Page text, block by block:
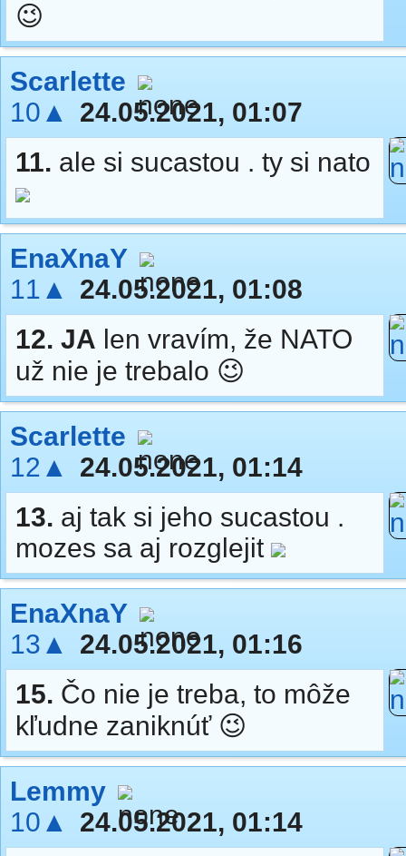
😉
Scarlette
10▲
24.05.2021, 01:07
11. ale si sucastou . ty si nato
EnaXnaY
11▲
24.05.2021, 01:08
12. JA len vravím, že NATO
už nie je trebalo 😉
Scarlette
12▲
24.05.2021, 01:14
13. aj tak si jeho sucastou .
mozes sa aj rozglejit
EnaXnaY
13▲
24.05.2021, 01:16
15. Čo nie je treba, to môže
kľudne zaniknúť 😉
Lemmy
10▲
24.05.2021, 01:14